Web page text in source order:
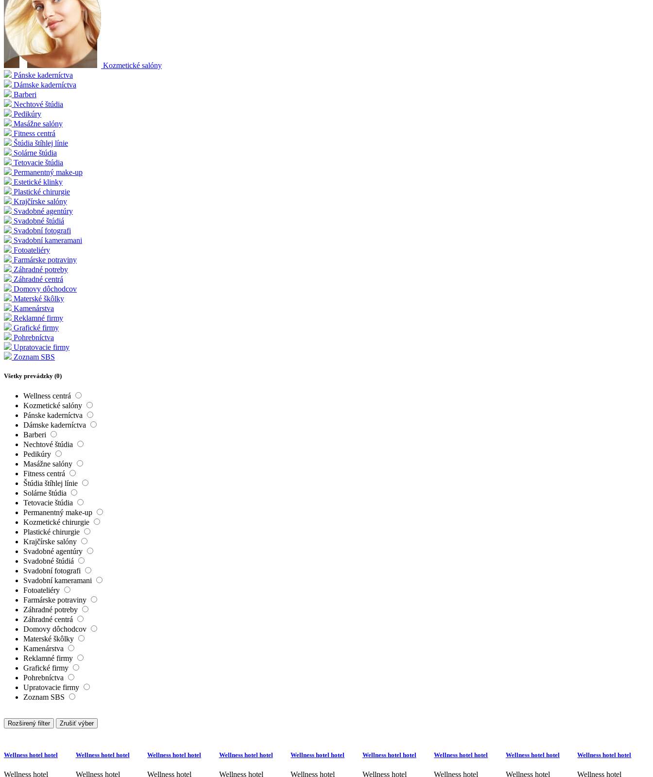
Kozmetické salóny
Pánske kaderníctva
Dámske kaderníctva
Barberi
Nechtové štúdia
Pedikúry
Masážne salóny
Fitness centrá
Štúdia štíhlej línie
Solárne štúdia
Tetovacie štúdia
Permanentný make-up
Estetické klinky
Plastické chirurgie
Krajčírske salóny
Svadobné agentúry
Svadobné štúdiá
Svadobní fotografi
Svadobní kameramani
Fotoateliéry
Farmárske potraviny
Záhradné potreby
Záhradné centrá
Domovy dôchodcov
Materské škôlky
Kamenárstva
Reklamné firmy
Grafické firmy
Pohrebníctva
Upratovacie firmy
Zoznam SBS
Všetky prevádzky (0)
Wellness centrá
Kozmetické salóny
Pánske kaderníctva
Dámske kaderníctva
Barberi
Nechtové štúdia
Pedikúry
Masážne salóny
Fitness centrá
Štúdia štíhlej línie
Solárne štúdia
Tetovacie štúdia
Permanentný make-up
Kozmetické chirurgie
Plastické chirurgie
Krajčírske salóny
Svadobné agentúry
Svadobné štúdiá
Svadobní fotografi
Svadobní kameramani
Fotoateliéry
Farmárske potraviny
Záhradné potreby
Záhradné centrá
Domovy dôchodcov
Materské škôlky
Kamenárstva
Reklamné firmy
Grafické firmy
Pohrebníctva
Upratovacie firmy
Zoznam SBS
Rozširený filter Zrušiť výber
Wellness hotel hotel
Wellness hotel
Wellness hotel hotel
Wellness hotel
Wellness hotel hotel
Wellness hotel
Wellness hotel hotel
Wellness hotel
Wellness hotel hotel
Wellness hotel
Wellness hotel hotel
Wellness hotel
Wellness hotel hotel
Wellness hotel
Wellness hotel hotel
Wellness hotel
Wellness hotel hotel
Wellness hotel